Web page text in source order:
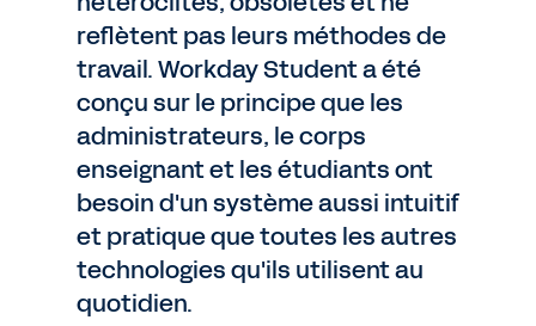
reflètent pas leurs méthodes de
travail. Workday Student a été
conçu sur le principe que les
administrateurs, le corps
enseignant et les étudiants ont
besoin d'un système aussi intuitif
et pratique que toutes les autres
technologies qu'ils utilisent au
quotidien.